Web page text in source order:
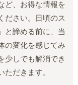
ど、お得な情報を
ださい。日頃のス
と諦める前に、当
の変化を感じてみ
少しでも解消でき
だきます。